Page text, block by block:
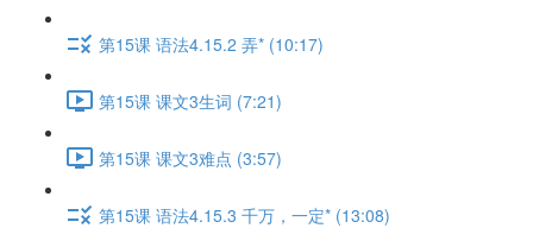
第15课 语法4.15.2 弄* (10:17)
第15课 课文3生词 (7:21)
第15课 课文3难点 (3:57)
第15课 语法4.15.3 千万，一定* (13:08)